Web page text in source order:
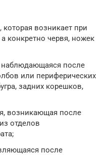
возникает при
конкретно червя, ножек
наблюдающаяся после
или периферических
задних корешков,
возникающая после
отделов
после